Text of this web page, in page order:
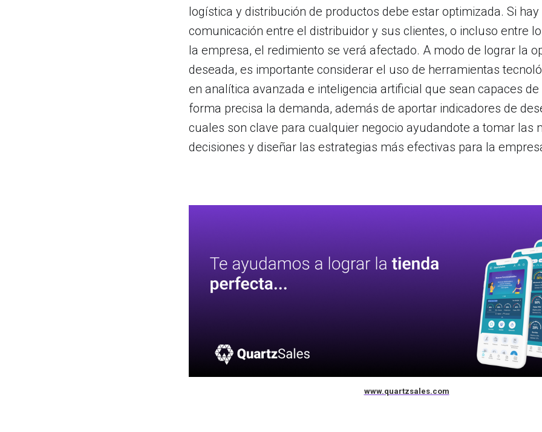
logística y distribución de productos debe estar optimizada. Si hay
comunicación entre el distribuidor y sus clientes, o incluso entre
la empresa, el redimiento se verá afectado. A modo de lograr la
deseada, es importante considerar el uso de herramientas
en analítica avanzada e inteligencia artificial que sean capaces
forma precisa la demanda, además de aportar indicadores de
cuales son clave para cualquier negocio ayudandote a tomar las
decisiones y diseñar las estrategias más efectivas para la
www.quartzsales.com